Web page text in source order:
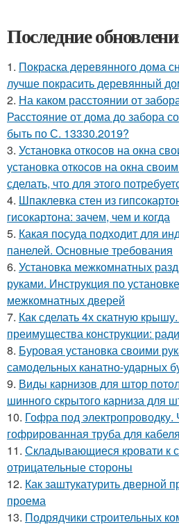
Последние
1. Покраска деревянного дома
лучше покрасить деревянный
2. На каком расстоянии от
Расстояние от дома до забора
быть по С. 13330.2019?
3. Установка откосов на окна
установка откосов на окна
сделать, что для этого
4. Шпаклевка стен из
гисокартона: зачем, чем и когда
5. Какая посуда подходит для
панелей. Основные требования
6. Установка межкомнатных
руками. Инструкция по
межкомнатных дверей
7. Как сделать 4х скатную
преимущества конструкции:
8. Буровая установка своими
самодельных канатно-ударных
9. Виды карнизов для штор
шинного скрытого карниза для
10. Гофра под
гофрированная труба для кабеля
11. Складывающиеся кровати к
отрицательные стороны
12. Как заштукатурить дверной
проема
13. Подрядчики строительных